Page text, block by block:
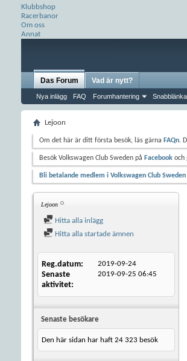
Klubbshop
Racerbanor
Om oss
Annat
Das Forum
Nya inlägg FAQ Forumhantering
Vad är nytt?
Lejoon
Om det här är ditt första besök, läs gärna FAQn.
Besök Volkswagen Club Sweden på Facebook och
Bli betalande medlem i Volkswagen Club
Lejoon
Hitta alla inlägg
Hitta alla startade ämnen
Reg.datum 2019-09-24
Senaste
aktivitet
2019-09-25 06:45
Senaste besökare
Den här sidan har haft 24 323 besök